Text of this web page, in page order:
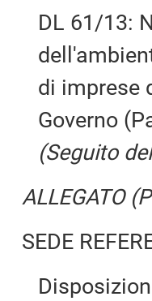
DL 61/13:
di imprese
Governo
(Seguito
ALLEGATO
SEDE